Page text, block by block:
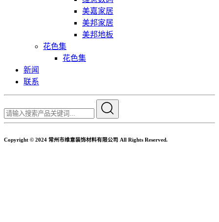
美嘉家居
美邦家居
美邦地板
花色集
花色集
新闻
联系
Copyright © 2024 常州市维意装饰材料有限公司 All Rights Reserved.